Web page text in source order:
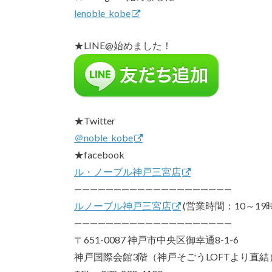
lenoble_kobe
★LINE@始めました！
★Twitter
＠noble_kobe
★facebook
ル・ノーブル神戸三宮店
————————————————————
ルノーブル神戸三宮店
(営業時間：10～19
————————————————————
〒651-0087 神戸市中央区御幸通8-1-6
神戸国際会館3階（神戸そごうLOFTより直結